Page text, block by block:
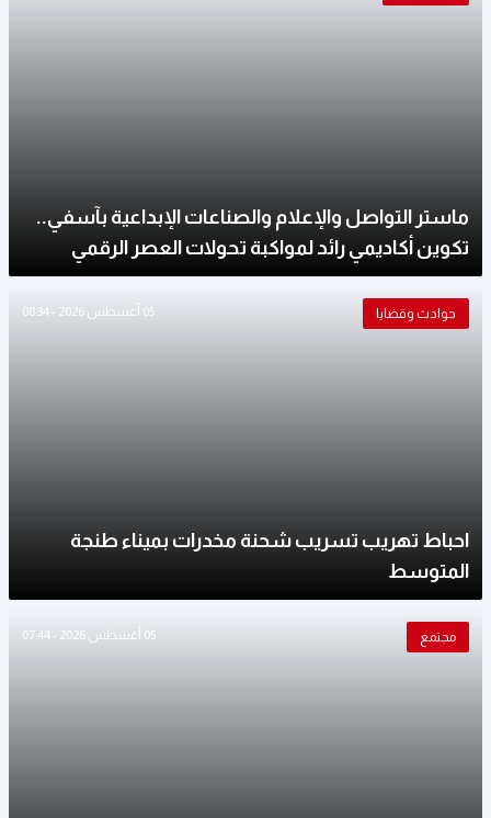
ماستر التواصل والإعلام والصناعات الإبداعية بآسفي..
تكوين أكاديمي رائد لمواكبة تحولات العصر الرقمي
حوادث وقضايا 05 أغسطس 2026 - 08:34
احباط تهريب تسريب شحنة مخدرات بميناء طنجة
المتوسط
مجتمع 05 أغسطس 2026 - 07:44